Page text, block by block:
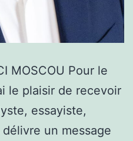
Pour le
le plaisir de recevoir
essayiste,
un message